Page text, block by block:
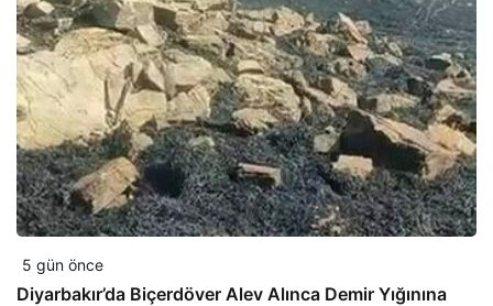
5 gün önce
Diyarbakır’da Biçerdöver Alev Alınca Demir Yığınına